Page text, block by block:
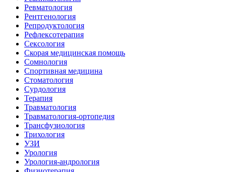
Ревматология
Рентгенология
Репродуктология
Рефлексотерапия
Сексология
Скорая медицинская помощь
Сомнология
Спортивная медицина
Стоматология
Сурдология
Терапия
Травматология
Травматология-ортопедия
Трансфузиология
Трихология
УЗИ
Урология
Урология-андрология